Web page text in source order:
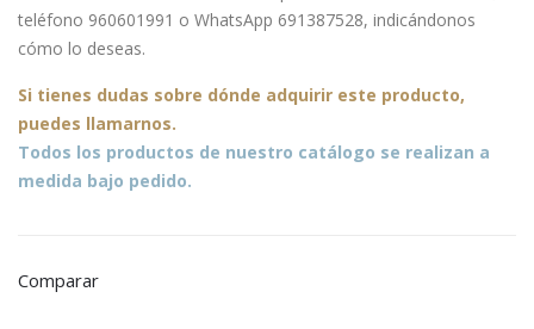
teléfono 960601991 o WhatsApp 691387528, indicándonos
cómo lo deseas.
Si tienes dudas sobre dónde adquirir este producto,
puedes llamarnos.
Todos los productos de nuestro catálogo se realizan a
medida bajo pedido.
Comparar